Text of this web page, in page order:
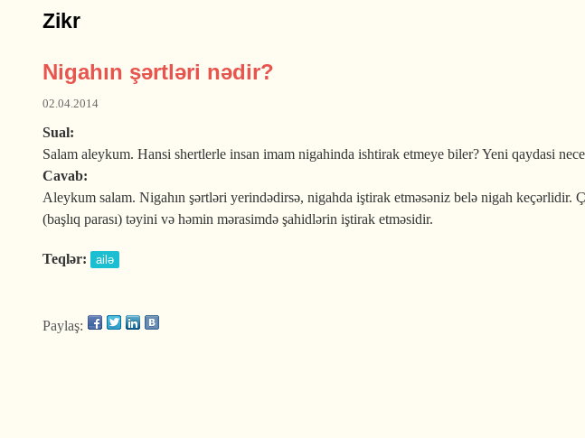
Zikr
Nigahın şərtləri nədir?
02.04.2014
Sual:
Salam aleykum. Hansi shertlerle insan imam nigahinda ishtirak etmeye biler? Yeni qaydasi
Cavab:
Aleykum salam. Nigahın şərtləri yerindədirsə, nigahda iştirak etməsəniz belə nigah keçərlidir.
(başlıq parası) təyini və həmin mərasimdə şahidlərin iştirak etməsidir.
Teqlər: ailə
Paylaş: